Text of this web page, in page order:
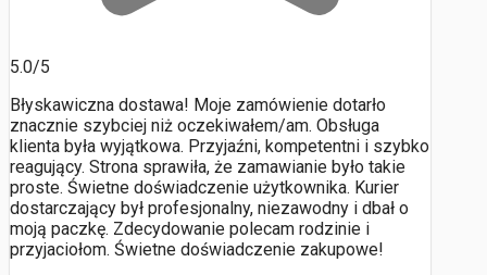
5.0/5
Błyskawiczna dostawa! Moje zamówienie dotarło
znacznie szybciej niż oczekiwałem/am. Obsługa
klienta była wyjątkowa. Przyjaźni, kompetentni i szybko
reagujący. Strona sprawiła, że zamawianie było takie
proste. Świetne doświadczenie użytkownika. Kurier
dostarczający był profesjonalny, niezawodny i dbał o
moją paczkę. Zdecydowanie polecam rodzinie i
przyjaciołom. Świetne doświadczenie zakupowe!